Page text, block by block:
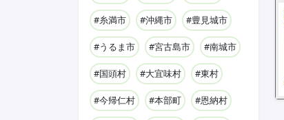
#糸満市 #沖縄市 #豊見城市
#うるま市 #宮古島市 #南城市
#国頭村 #大宜味村 #東村
#今帰仁村 #本部町 #恩納村